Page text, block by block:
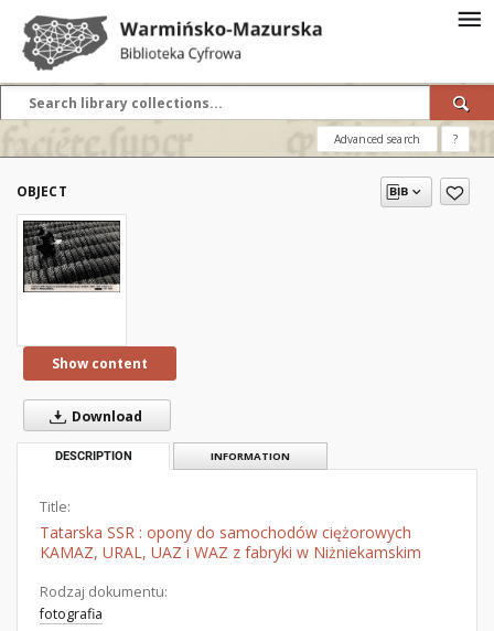
Advanced search ?
OBJECT
Show content
Download
DESCRIPTION INFORMATION
Title:
Tatarska SSR : opony do samochodów ciężorowych
KAMAZ, URAL, UAZ i WAZ z fabryki w Niżniekamskim
Rodzaj dokumentu:
fotografia